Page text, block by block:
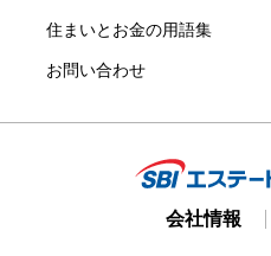
住まいとお金の用語集
お問い合わせ
会社情報